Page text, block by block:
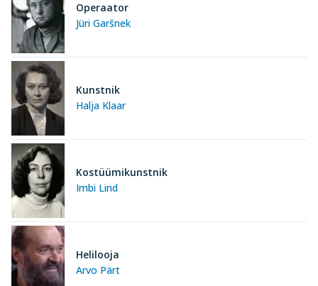
Jüri Garšnek
Operaator
Halja Klaar
Kunstnik
Imbi Lind
Kostüümikunstnik
Arvo Pärt
Helilooja